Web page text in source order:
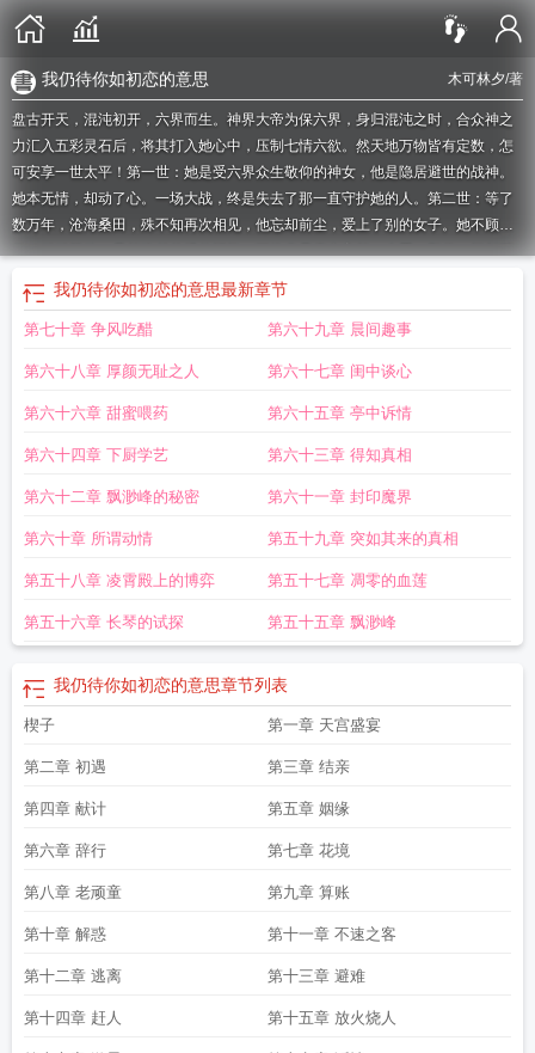
木可林夕/著
我仍待你如初恋的意思
盘古开天，混沌初开，六界而生。神界大帝为保六界，身归混沌之时，合众神之
力汇入五彩灵石后，将其打入她心中，压制七情六欲。然天地万物皆有定数，怎
可安享一世太平！第一世：她是受六界众生敬仰的神女，他是隐居避世的战神。
她本无情，却动了心。一场大战，终是失去了那一直守护她的人。第二世：等了
数万年，沧海桑田，殊不知再次相见，他忘却前尘，爱上了别的女子。她不顾身
份，默默等待，只想唤起曾经的记忆，可终究是痴心妄想。也罢，那将一切都还
了吧！第三世：这一切仿佛是个轮回，她记得过往，却只想独自一人，凡间或许
是个好去处！后来她知道凡间的爱情有这样一句话：天不老，情难绝。心似双丝
网，中有千千结。历经千帆，却能执子之手，与子偕老。她好生羡慕想着，你我
别忘记分享给朋友.我仍待你如初恋的意思纵我寻你千百度纵有千万语
有千千劫 木可先生纵有我心千层浪 你我终究是历史长河中我仍待你如初恋
然你有千千万
世间纵有千红百媚 纵有万千 纵有千古管他世事多难料
千千万纵你虐我千百遍 余生只为你钟情纵然我有千般好你也看不到
与我逢迎纵有万千下一句 我纵有千般好你也看不到歌曲纵有千般
句 纵使你我相隔千里 纵你伤我千百遍 唯你最粽要 下面一句 纵有千般好
千千结是什么意思纵使你有千言你有万语是什么歌唯你最重要意思
般好下一句
我仍待你如初恋的意思最新章节
第七十章 争风吃醋 第六十九章 晨间趣事
第六十八章 厚颜无耻之人 第六十七章 闺中谈心
第六十六章 甜蜜喂药 第六十五章 亭中诉情
第六十四章 下厨学艺 第六十三章 得知真相
第六十二章 飘渺峰的秘密 第六十一章 封印魔界
第六十章 所谓动情 第五十九章 突如其来的真相
第五十八章 凌霄殿上的博弈 第五十七章 凋零的血莲
第五十六章 长琴的试探 第五十五章 飘渺峰
我仍待你如初恋的意思章节列表
楔子 第一章 天宫盛宴
第二章 初遇 第三章 结亲
第四章 献计 第五章 姻缘
第六章 辞行 第七章 花境
第八章 老顽童 第九章 算账
第十章 解惑 第十一章 不速之客
第十二章 逃离 第十三章 避难
第十四章 赶人 第十五章 放火烧人